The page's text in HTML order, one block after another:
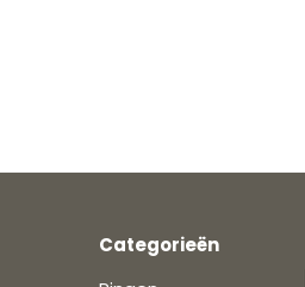
Categorieën